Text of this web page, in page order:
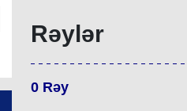
Rəylər
0 Rəy